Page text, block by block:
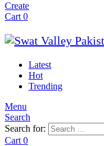
Create
Cart 0
Latest
Hot
Trending
Menu
Search
Search for:
Cart 0